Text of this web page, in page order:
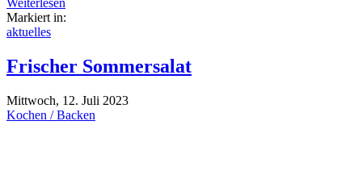
Weiterlesen
Markiert in:
aktuelles
Frischer Sommersalat
Mittwoch, 12. Juli 2023
Kochen / Backen